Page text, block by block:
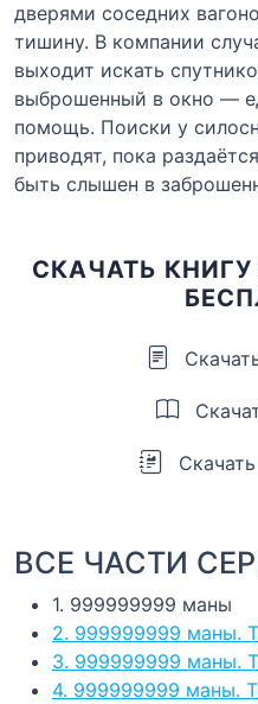
дверями соседних
тишину. В компании
выходит искать
выброшенный в окно —
помощь. Поиски у
приводят, пока
быть слышен в
СКАЧАТЬ
ВСЕ ЧАСТИ
1. 999999999 маны
2. 999999999 маны.
3. 999999999 маны.
4. 999999999 маны.